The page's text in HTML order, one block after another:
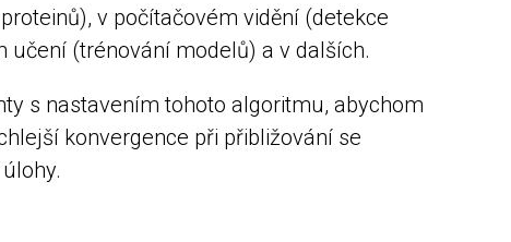
v počítačovém vidění (detekce
učení (trénování modelů) a v dalších.
s nastavením tohoto algoritmu, abychom
konvergence při přibližování se